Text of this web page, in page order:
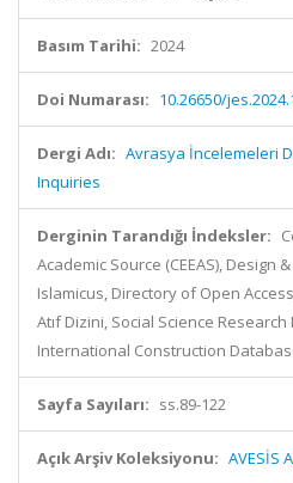
Basım Tarihi: 2024
Doi Numarası: 10.26650/
Dergi Adı: Avrasya İncelemeleri
Inquiries
Derginin Tarandığı İndeksler:
Academic Source (CEEAS), Design
Islamicus, Directory of Open
Atıf Dizini, Social Science Research
International Construction
Sayfa Sayıları: ss.89-122
Açık Arşiv Koleksiyonu: AVESİS